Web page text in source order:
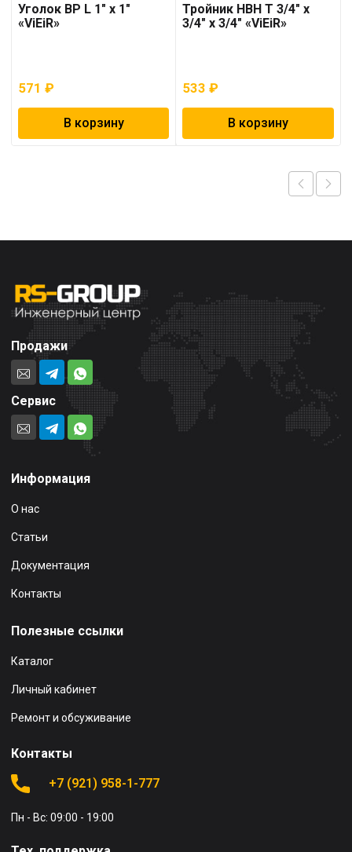
Уголок ВР L 1″ х 1″
«ViEiR»
571 ₽
В корзину
Тройник НВН T 3/4″ х
3/4″ х 3/4″ «ViEiR»
533₽
В корзину
Продажи
Сервис
Информация
О нас
Статьи
Документация
Контакты
Полезные ссылки
Каталог
Личный кабинет
Ремонт и обсуживание
Контакты
+7 (921) 958-1-777
Пн - Вс: 09:00 - 19:00